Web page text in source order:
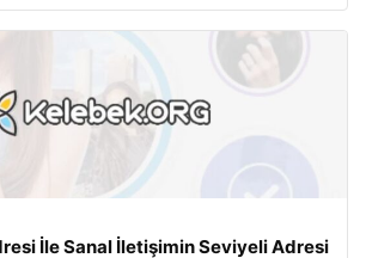
İle Sanal İletişimin Seviyeli Adresi